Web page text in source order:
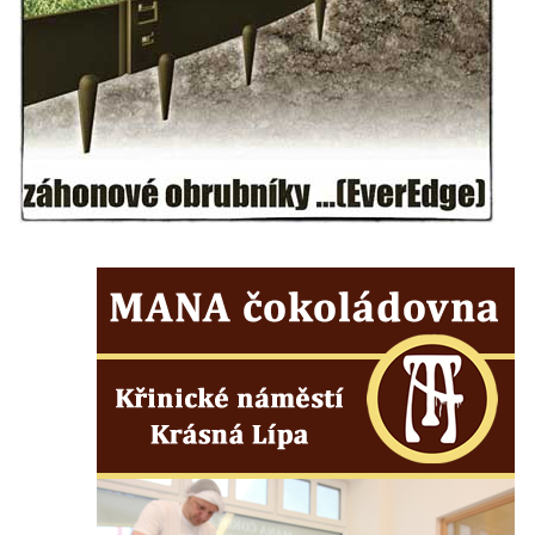
Studánka Žalý
Studánka u silnice mezi obcemi Třtěno a
Chožov
Skautská studánka u chaty Seleška
Kočičí studánka pod Sokolem
Kamzičí studánka pod Klíčem
Lesní studánka pod Pramenným vrchem u
Lesní pramen pod Medvědí hůrkou severně
od Polevska
Otročínská kyselka
Studánka Svěcenka u osady Radovič u
Raspenavou